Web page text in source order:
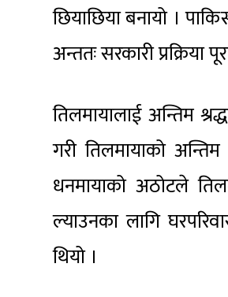
छियाछिया बनायो ।
अन्ततः सरकारी
तिलमायालाई अन्तिम
गरी तिलमायाको
धनमायाको अठोटले
ल्याउनका लागि
थियो ।